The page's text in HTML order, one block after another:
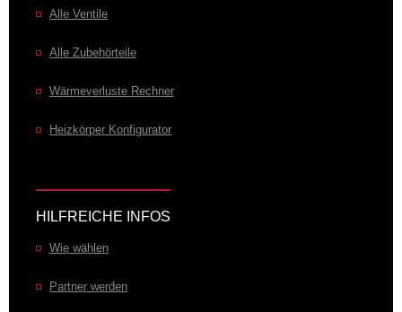
Alle Ventile
Alle Zubehörteile
Wärmeverluste Rechner
Heizkörper Konfigurator
HILFREICHE INFOS
Wie wählen
Partner werden